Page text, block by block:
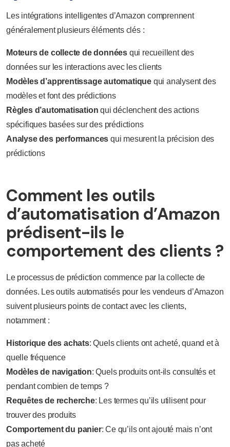
Les intégrations intelligentes d’Amazon comprennent
généralement plusieurs éléments clés :
Moteurs de collecte de données qui recueillent des
données sur les interactions avec les clients
Modèles d’apprentissage automatique qui analysent des
modèles et font des prédictions
Règles d’automatisation qui déclenchent des actions
spécifiques basées sur des prédictions
Analyse des performances qui mesurent la précision des
prédictions
Comment les outils
d’automatisation d’Amazon
prédisent-ils le
comportement des clients ?
Le processus de prédiction commence par la collecte de
données. Les outils automatisés pour les vendeurs d’Amazon
suivent plusieurs points de contact avec les clients,
notamment :
Historique des achats: Quels clients ont acheté, quand et à
quelle fréquence
Modèles de navigation: Quels produits ont-ils consultés et
pendant combien de temps ?
Requêtes de recherche: Les termes qu’ils utilisent pour
trouver des produits
Comportement du panier: Ce qu’ils ont ajouté mais n’ont
pas acheté